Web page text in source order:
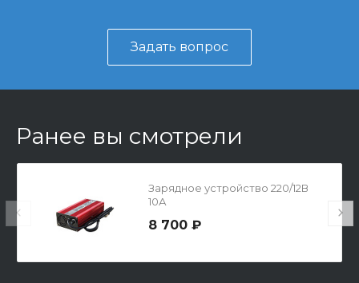
Задать вопрос
Ранее вы смотрели
Зарядное устройство 220/12В
10А
8 700 ₽